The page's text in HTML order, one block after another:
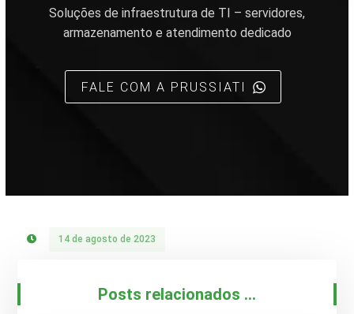
Soluções de infraestrutura de TI – servidores,
armazenamento e atendimento dedicado
FALE COM A PRUSSIATI
14 de agosto de 2023
Posts relacionados ...